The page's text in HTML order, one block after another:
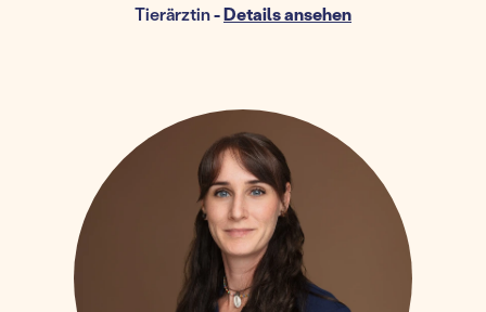
Tierärztin-Details ansehen